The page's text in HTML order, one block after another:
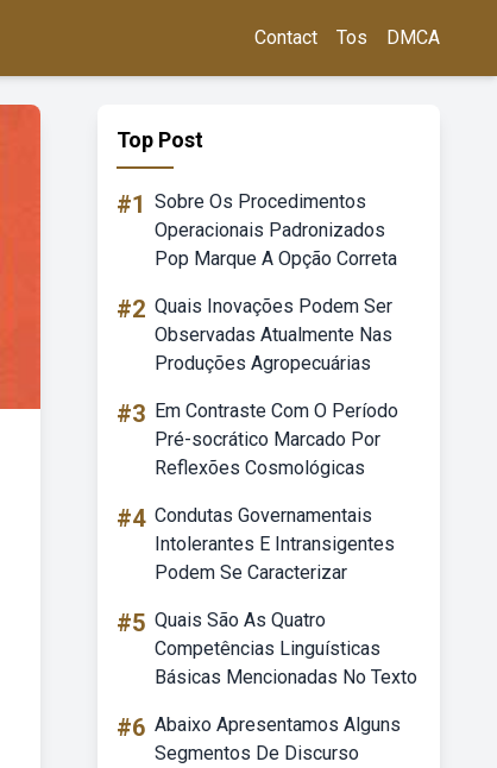
Contact Tos DMCA
Top Post
#1 Sobre Os Procedimentos
Operacionais Padronizados
Pop Marque A Opção Correta
#2 Quais Inovações Podem Ser
Observadas Atualmente Nas
Produções Agropecuárias
#3 Em Contraste Com O Período
Pré-socrático Marcado Por
Reflexões Cosmológicas
#4 Condutas Governamentais
Intolerantes E Intransigentes
Podem Se Caracterizar
#5 Quais São As Quatro
Competências Linguísticas
Básicas Mencionadas No Texto
#6 Abaixo Apresentamos Alguns
Segmentos De Discurso